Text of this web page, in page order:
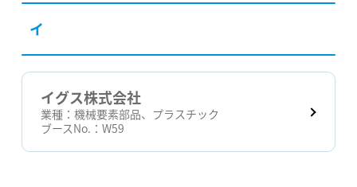
イ
イグス株式会社
業種：機械要素部品、プラスチック
ブースNo.：W59